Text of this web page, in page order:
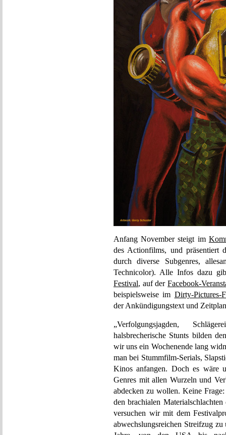
Anfang November steigt im
des Actionfilms, und präsentiert
durch diverse Subgenres,
Technicolor). Alle Infos dazu
Festival, auf derFacebook-
beispielsweise im Dirty-Pictures-
der Ankündigungstext und
„Verfolgungsjagden,
halsbrecherische Stunts bilden
wir uns ein Wochenende lang
man bei Stummfilm-Serials,
Kinos anfangen. Doch es wäre
Genres mit allen Wurzeln und
abdecken zu wollen. Keine
den brachialen
versuchen wir mit dem
abwechslungsreichen Streifzug